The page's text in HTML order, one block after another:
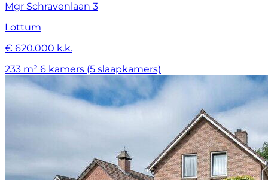
Mgr Schravenlaan 3
Lottum
€ 620.000 k.k.
233 m² 6 kamers (5 slaapkamers)